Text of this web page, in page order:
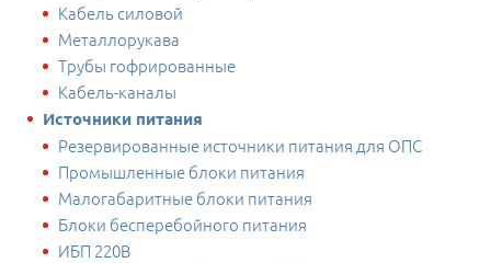
Кабель силовой
Металлорукава
Трубы гофрированные
Кабель-каналы
Источники питания
Резервированные источники питания для ОПС
Промышленные блоки питания
Малогабаритные блоки питания
Блоки бесперебойного питания
ИБП 220В